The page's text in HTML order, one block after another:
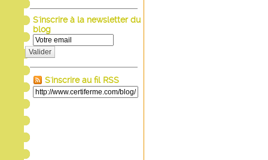
S'inscrire à la newsletter du
blog
Valider
S'inscrire au fil RSS